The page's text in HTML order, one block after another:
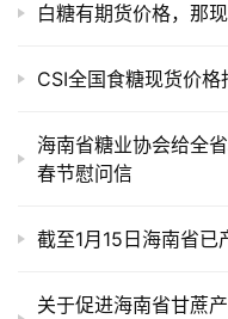
白糖有期货价格，那
CSI全国食糖现货价
海南省糖业协会给全
春节慰问信
截至1月15日海南省已
关于促进海南省甘蔗